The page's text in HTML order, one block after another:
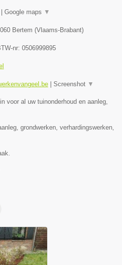
Google maps ▼
Bertem (Vlaams-Brabant)
nr: 0506999895
Screenshot ▼
voor al uw tuinonderhoud en aanleg,
grondwerken, verhardingswerken,